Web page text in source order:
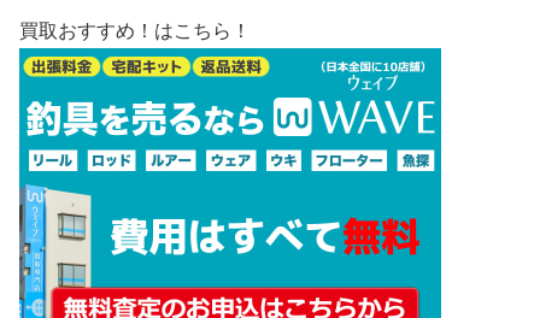
買取おすすめ！はこちら！